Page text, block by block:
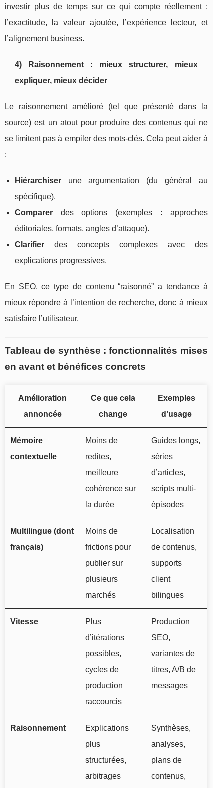
investir plus de temps sur ce qui compte réellement :
l’exactitude, la valeur ajoutée, l’expérience lecteur, et
l’alignement business.
4) Raisonnement : mieux structurer, mieux
expliquer, mieux décider
Le raisonnement amélioré (tel que présenté dans la
source) est un atout pour produire des contenus qui ne
se limitent pas à empiler des mots-clés. Cela peut aider à
:
Hiérarchiser une argumentation (du général au
spécifique).
Comparer des options (exemples : approches
éditoriales, formats, angles d’attaque).
Clarifier des concepts complexes avec des
explications progressives.
En SEO, ce type de contenu “raisonné” a tendance à
mieux répondre à l’intention de recherche, donc à mieux
satisfaire l’utilisateur.
Tableau de synthèse : fonctionnalités mises
en avant et bénéfices concrets
Amélioration
annoncée
Ce que cela
change
Exemples
d’usage
Mémoire
contextuelle
Moins de
redites,
meilleure
cohérence sur
la durée
Guides longs,
séries
d’articles,
scripts multi-
épisodes
Multilingue (dont
français)
Moins de
frictions pour
publier sur
plusieurs
marchés
Localisation
de contenus,
supports
client
bilingues
Vitesse
Plus
d’itérations
possibles,
cycles de
production
raccourcis
Production
SEO,
variantes de
titres, A/B de
messages
Raisonnement
Explications
plus
structurées,
arbitrages
Synthèses,
analyses,
plans de
contenus,